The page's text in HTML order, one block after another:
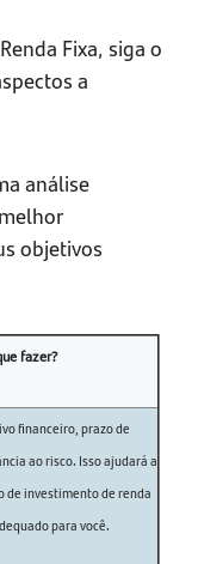
Fixa, siga o
a
análise
objetivos
fazer?
financeiro, prazo de
ao risco. Isso ajudará a
de investimento de renda
para você.